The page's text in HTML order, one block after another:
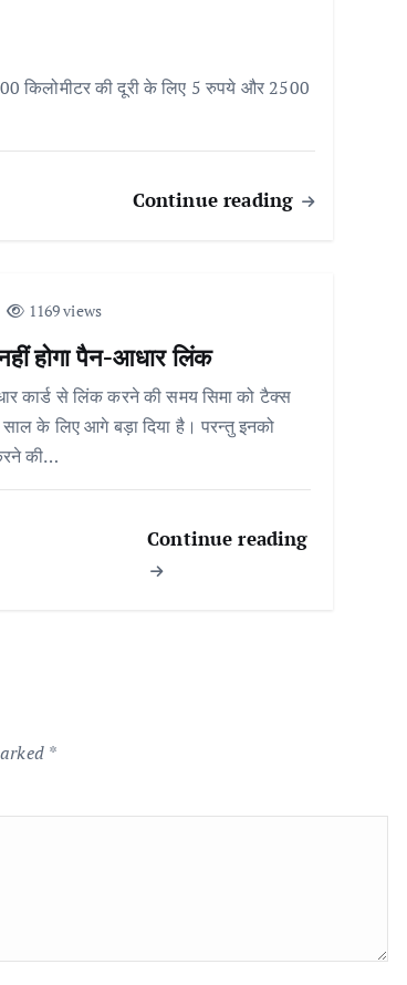
किलोमीटर की दूरी के लिए 5 रुपये और 2500
Continue reading
1169 views
होगा पैन-आधार लिंक
कार्ड से लिंक करने की समय सिमा को टैक्स
साल के लिए आगे बड़ा दिया है। परन्तु इनको
की…
Continue reading
*